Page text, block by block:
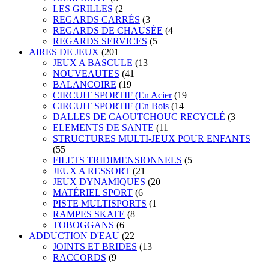
LES GRILLES (2
REGARDS CARRÉS (3
REGARDS DE CHAUSÉE (4
REGARDS SERVICES (5
AIRES DE JEUX (201
JEUX A BASCULE (13
NOUVEAUTES (41
BALANCOIRE (19
CIRCUIT SPORTIF (En Acier (19
CIRCUIT SPORTIF (En Bois (14
DALLES DE CAOUTCHOUC RECYCLÉ (3
ELEMENTS DE SANTE (11
STRUCTURES MULTI-JEUX POUR ENFANTS
(55
FILETS TRIDIMENSIONNELS (5
JEUX A RESSORT (21
JEUX DYNAMIQUES (20
MATÉRIEL SPORT (6
PISTE MULTISPORTS (1
RAMPES SKATE (8
TOBOGGANS (6
ADDUCTION D'EAU (22
JOINTS ET BRIDES (13
RACCORDS (9